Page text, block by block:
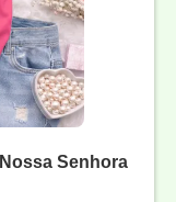
Senhora